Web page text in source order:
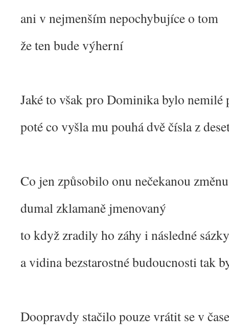
ani v nejmenším nepochybujíce o tom
že ten bude výherní
Jaké to však pro Dominika bylo nemilé
poté co vyšla mu pouhá dvě čísla z
Co jen způsobilo onu nečekanou
dumal zklamaně jmenovaný
to když zradily ho záhy i následné sázky
a vidina bezstarostné budoucnosti tak
Doopravdy stačilo pouze vrátit se v čase